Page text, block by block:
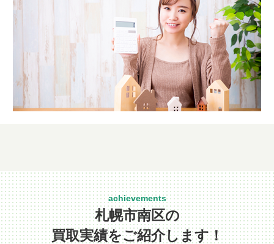
札幌市南区の
買取実績をご紹介します！